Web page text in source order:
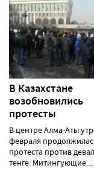
В Казахстане
возобновились
протесты
В центре Алма-Аты
февраля
протеста против
тенге.